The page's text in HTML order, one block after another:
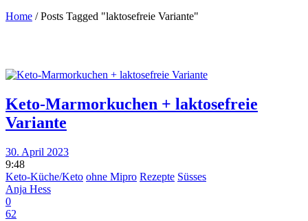
Home /Posts Tagged "laktosefreie Variante"
Keto-Marmorkuchen + laktosefreie
Variante
30. April 2023
9:48
Keto-Küche/Keto ohne Mipro Rezepte Süsses
Anja Hess
0
62